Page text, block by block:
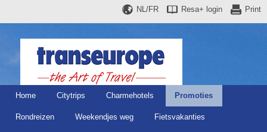
Print
Resa+ login
NL/FR
Home Citytrips Charmehotels Promoties
Rondreizen Weekendjes weg Fietsvakanties